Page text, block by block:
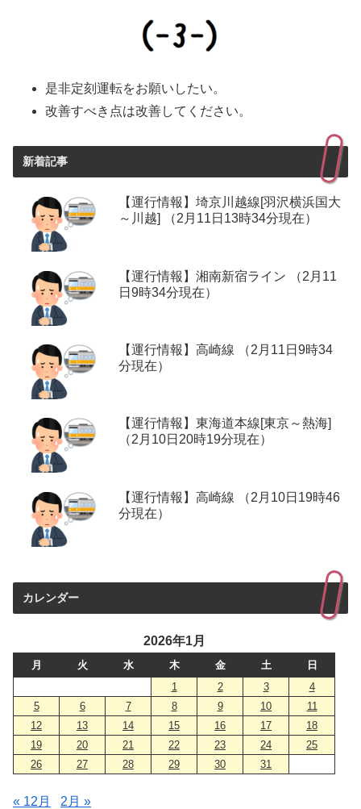
是非定刻運転をお願いしたい。
改善すべき点は改善してください。
新着記事
【運行情報】埼京川越線[羽沢横浜国大
～川越] （2月11日13時34分現在）
【運行情報】湘南新宿ライン （2月11
日9時34分現在）
【運行情報】高崎線 （2月11日9時34
分現在）
【運行情報】東海道本線[東京～熱海]
（2月10日20時19分現在）
【運行情報】高崎線 （2月10日19時46
分現在）
カレンダー
2026年1月
月 火 水 木 金 土
日
1
2 3
4
5
6 7 8 9 10
11
12
13 14 15 16 17
18
19
20 21 22 23 24
25
26
27 28 29 30 31
« 12月 2月 »